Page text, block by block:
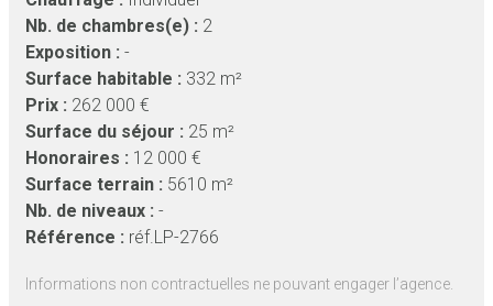
Nb. de chambres(e) : 2
Exposition : -
Surface habitable : 332 m²
Prix : 262 000 €
Surface du séjour : 25 m²
Honoraires : 12 000 €
Surface terrain : 5610 m²
Nb. de niveaux : -
Référence : réf.LP-2766
Informations non contractuelles ne pouvant engager l’agence.